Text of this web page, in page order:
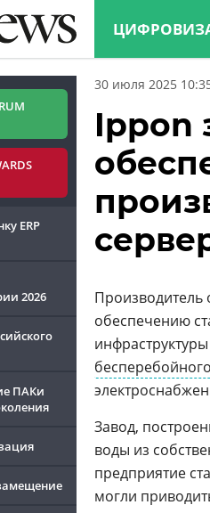
ERP
2026
ПАКи
30 июля 2025
Ippon
Производитель
обеспечению
Завод,
воды из
предприятие
могли